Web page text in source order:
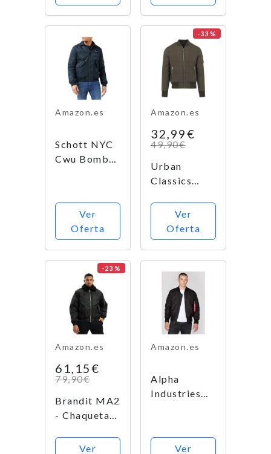
Amazon.es
Schott NYC
Cwu Bomber
Ver
Oferta
-33%
Amazon.es
32,99€
49,90€
Urban
Classics
Bomber
Jacket
Ver
Oferta
-23%
Amazon.es
61,15€
79,90€
Brandit MA2
- Chaqueta
hombre,
Ver
Amazon.es
Alpha
Industries
Negro, L
Ver